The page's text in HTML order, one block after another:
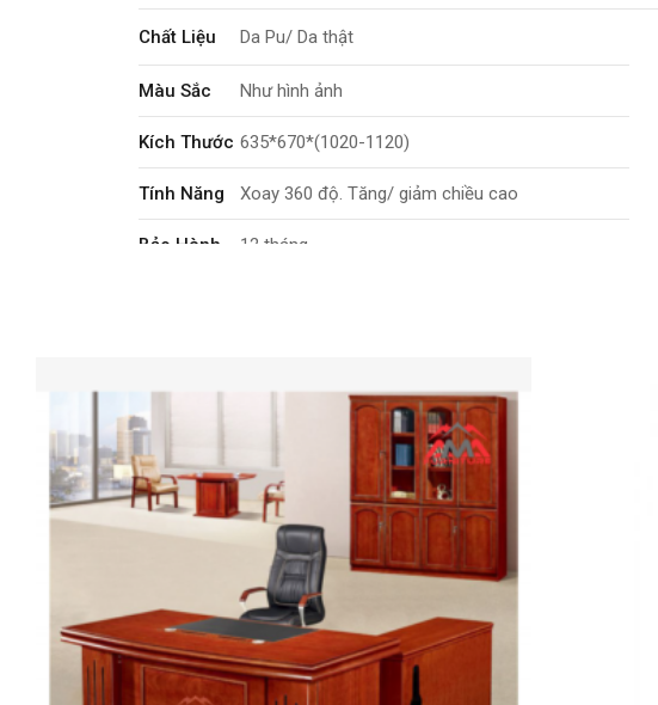
Chất Liệu Da Pu/ Da thật
Màu Sắc Như hình ảnh
Kích Thước 635*670*(1020-1120)
Tính Năng Xoay 360 độ. Tăng/ giảm chiều cao
Bảo Hành 12 tháng